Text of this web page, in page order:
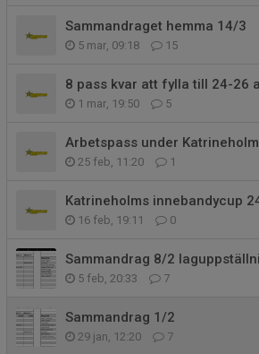
Sammandraget hemma 14/3
5 mar, 09:18 15
8 pass kvar att fylla till 24-26
1 mar, 19:50 5
Arbetspass under
25 feb, 11:20 1
Katrineholms innebandycup
16 feb, 19:11 0
Sammandrag 8/2
5 feb, 20:33 7
Sammandrag 1/2
29 jan, 12:20 7